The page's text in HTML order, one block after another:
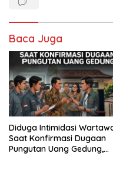
Baca Juga
Diduga Intimidasi
Saat Konfirmasi Dugaan
Pungutan Uang Gedung,